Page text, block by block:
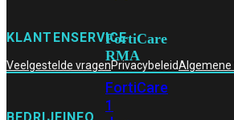
FortiCare
RMA
FortiCare
1
KLANTENSERVICE
Veelgestelde vragenPrivacybeleidAlgemene